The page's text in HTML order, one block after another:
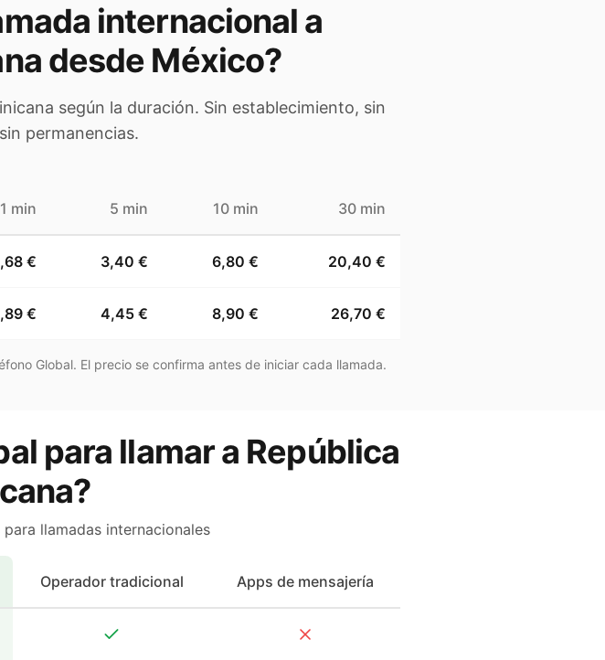
internacional a
desde México?
según la duración. Sin establecimiento, sin
permanencias.
1 min 5 min 10 min 30 min
€ 3,40 € 6,80 € 20,40 €
€ 4,45 € 8,90 € 26,70 €
Global. El precio se confirma antes de iniciar cada llamada.
para llamar a República
llamadas internacionales
Operador tradicional Apps de mensajería